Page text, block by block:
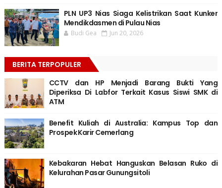
PLN UP3 Nias Siaga Kelistrikan Saat Kunker
Mendikdasmen di Pulau Nias
Budi Gea Jun 20, 2026
BERITA TERPOPULER
CCTV dan HP Menjadi Barang Bukti Yang
Diperiksa Di Labfor Terkait Kasus Siswi SMK di
ATM
Benefit Kuliah di Australia: Kampus Top dan
Prospek Karir Cemerlang
Kebakaran Hebat Hanguskan Belasan Ruko di
Kelurahan Pasar Gunungsitoli